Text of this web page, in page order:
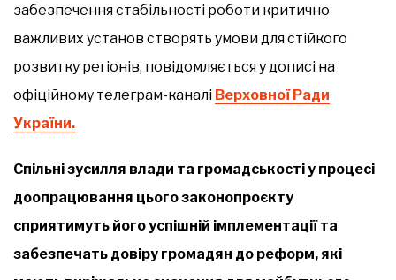
забезпечення стабільності роботи критично
важливих установ створять умови для стійкого
розвитку регіонів, повідомляється у дописі на
офіційному телеграм-каналі Верховної Ради
України.
Спільні зусилля влади та громадськості у процесі
доопрацювання цього законопроєкту
сприятимуть його успішній імплементації та
забезпечать довіру громадян до реформ, які